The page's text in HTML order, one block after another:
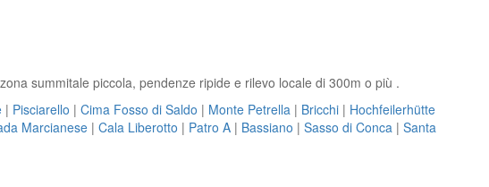
summitale piccola, pendenze ripide e rilevo locale di 300m o più .
| Pisciarello | Cima Fosso di Saldo | Monte Petrella | Bricchi | Hochfeilerhütte
Marcianese | Cala Liberotto | Patro A | Bassiano | Sasso di Conca | Santa